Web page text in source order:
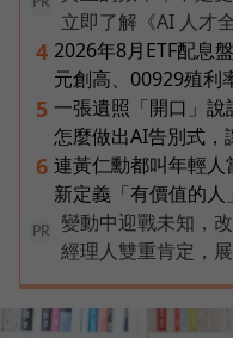
立即了解《AI 人才
4 2026年8月ETF配息
元創高、00929殖利
5 一張遺照「開口」
怎麼做出AI告別式，
6 連黃仁勳都叫年輕
新定義「有價值的人
PR
變動中迎戰未知，
經理人雙重肯定，